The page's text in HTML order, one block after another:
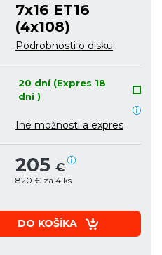
7x16 ET16
(4x108)
Podrobnosti o disku
20 dní (Expres 18
dní )
Iné možnosti a expres
205 €
820 € za 4 ks
DO KOŠÍKA